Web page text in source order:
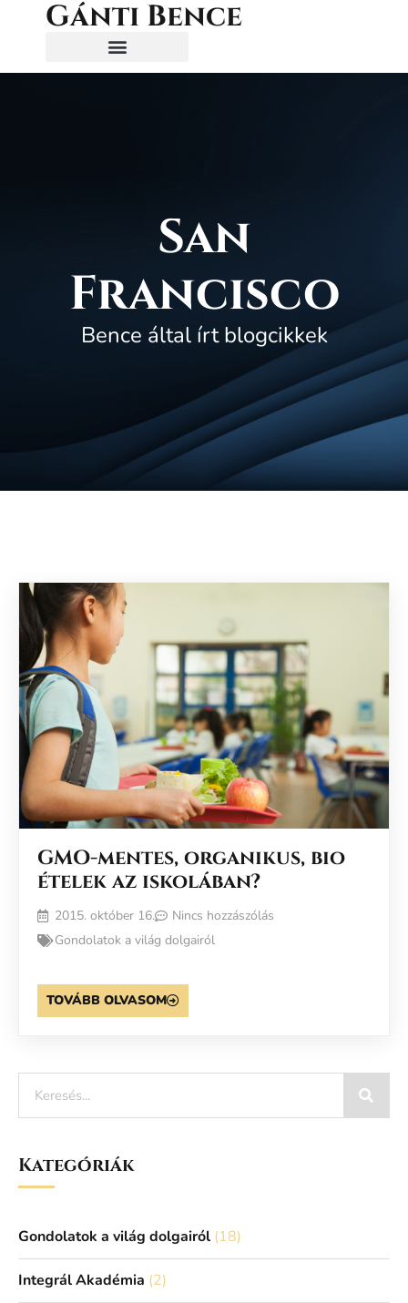
Gánti Bence
San
Francisco
Bence által írt blogcikkek
GMO-mentes, organikus, bio
ételek az iskolában?
2015. október 16.
Nincs hozzászólás
Gondolatok a világ dolgairól
TOVÁBB OLVASOM
Kategóriák
Gondolatok a világ dolgairól (18)
Integrál Akadémia (2)